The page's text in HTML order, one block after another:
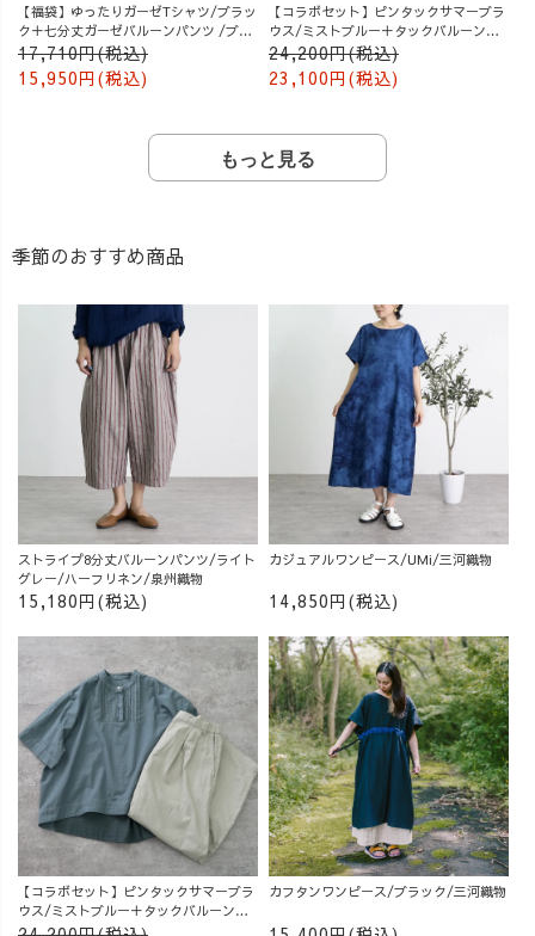
【福袋】ゆったりガーゼTシャツ/ブラッ
ク＋七分丈ガーゼバルーンパンツ /ブル
ー
17,710円(税込)
15,950円(税込)
【コラボセット】ピンタックサマーブラ
ウス/ミストブルー＋タックバルーンパ
ンツ/グレージュ
24,200円(税込)
23,100円(税込)
もっと見る
季節のおすすめ商品
ストライプ8分丈バルーンパンツ/ライト
グレー/ハーフリネン/泉州織物
15,180円(税込)
カジュアルワンピース/UMi/三河織物
14,850円(税込)
【コラボセット】ピンタックサマーブラ
ウス/ミストブルー＋タックバルーンパ
ンツ/グレージュ
カフタンワンピース/ブラック/三河織物